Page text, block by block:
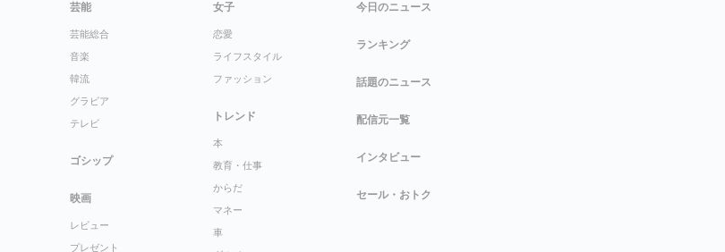
芸能
芸能総合
音楽
韓流
グラビア
テレビ
ゴシップ
映画
レビュー
プレゼント
女子
恋愛
ライフスタイル
ファッション
トレンド
本
教育・仕事
からだ
マネー
車
今日のニュース
ランキング
話題のニュース
配信元一覧
インタビュー
セール・おトク